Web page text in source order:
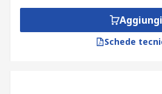
Aggiungi
Schede